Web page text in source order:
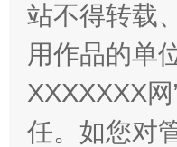
站不得转载
用作品的单
XXXXXXX
任。如您对